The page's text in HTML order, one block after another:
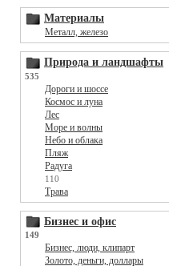
Материалы
Металл, железо
Природа и ландшафты
535
Дороги и шоссе
Космос и луна
Лес
Море и волны
Небо и облака
Пляж
Радуга
110
Трава
Бизнес и офис
149
Бизнес, люди, клипарт
Золото, деньги, доллары